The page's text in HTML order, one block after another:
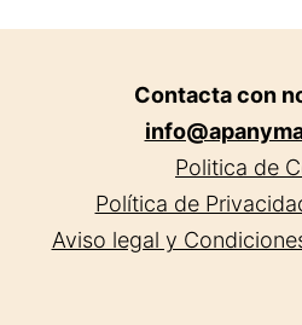
Contacta con
Politica de
Política de
Aviso legal y